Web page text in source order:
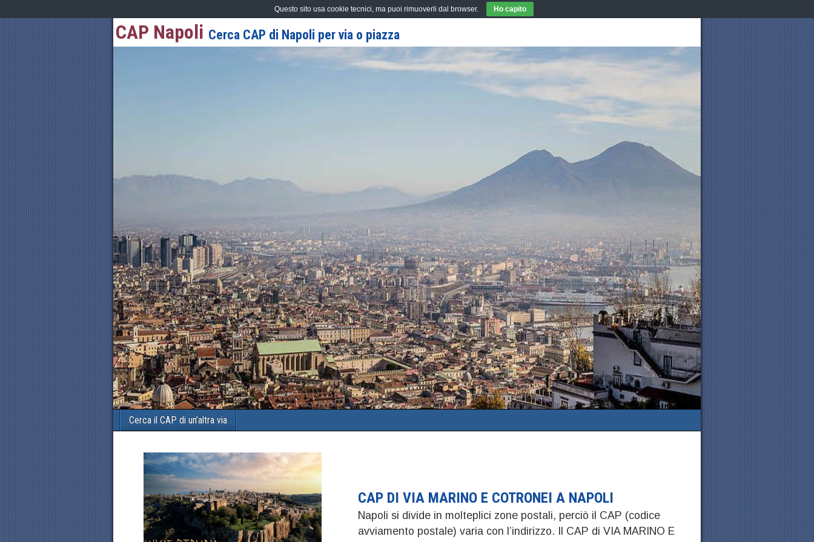
CAP Napoli Cerca CAP di Napoli per via o piazza
Cerca il CAP di un’altra via
CAP DI VIA MARINO E COTRONEI A NAPOLI
Napoli si divide in molteplici zone postali, perciò il CAP (codice
avviamento postale) varia con l’indirizzo. Il CAP di VIA MARINO E
Questo sito usa cookie tecnici, ma puoi rimuoverli dal browser. Ho capito